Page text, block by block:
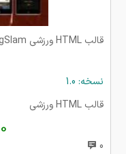
قالب HTML ورزشی BigSlam
نسخه: 1.0
قالب HTML ورزشی
0